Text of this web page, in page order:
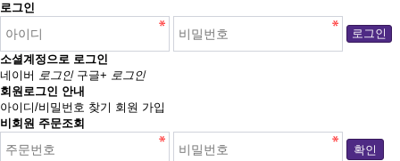
로그인
로그인
소셜계정으로 로그인
네이버 로그인 구글+ 로그인
회원로그인 안내
아이디/비밀번호 찾기 회원 가입
비회원 주문조회
확인